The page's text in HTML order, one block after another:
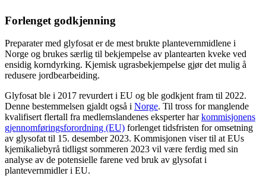
Forlenget godkjenning
Preparater med glyfosat er de mest brukte plantevernmidlene i
Norge og brukes særlig til bekjempelse av plantearten kveke ved
ensidig korndyrking. Kjemisk ugrasbekjempelse gjør det mulig å
redusere jordbearbeiding.
Glyfosat ble i 2017 revurdert i EU og ble godkjent fram til 2022.
Denne bestemmelsen gjaldt også i Norge. Til tross for manglende
kvalifisert flertall fra medlemslandenes eksperter harkommisjonens
gjennomføringsforordning (EU) forlenget tidsfristen for omsetning
av glysofat til 15. desember 2023. Kommisjonen viser til at EUs
kjemikaliebyrå tidligst sommeren 2023 vil være ferdig med sin
analyse av de potensielle farene ved bruk av glysofat i
plantevernmidler i EU.